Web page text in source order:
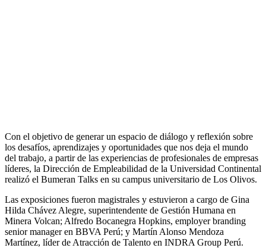
Con el objetivo de generar un espacio de diálogo y reflexión sobre
los desafíos, aprendizajes y oportunidades que nos deja el mundo
del trabajo, a partir de las experiencias de profesionales de empresas
líderes, la Dirección de Empleabilidad de la Universidad Continental
realizó el Bumeran Talks en su campus universitario de Los Olivos.
Las exposiciones fueron magistrales y estuvieron a cargo de Gina
Hilda Chávez Alegre, superintendente de Gestión Humana en
Minera Volcan; Alfredo Bocanegra Hopkins, employer branding
senior manager en BBVA Perú; y Martín Alonso Mendoza
Martínez, líder de Atracción de Talento en INDRA Group Perú.